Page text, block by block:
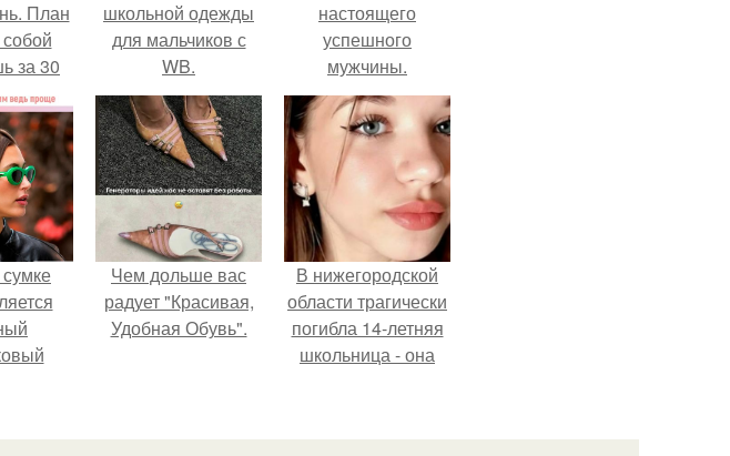
План
за 30
школьной одежды
для мальчиков с
WB.
настоящего
успешного
мужчины.
Чем дольше вас
радует "Красивая,
Удобная Обувь".
В нижегородской
области трагически
погибла 14-летняя
школьница - она
к контрольной по